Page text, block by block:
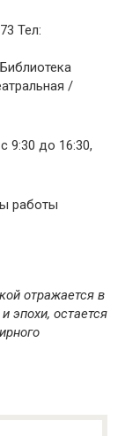
Тел:
/
9:30 до 16:30,
работы
отражается в
эпохи, остается